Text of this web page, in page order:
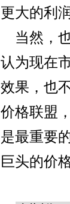
更大的利
当然，
认为现在
效果，也
价格联盟
是最重要
巨头的价